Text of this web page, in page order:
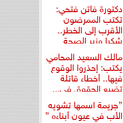
دكتورة فاتن فتحي:
تكتب الممرضون
الأقرب إلى الخطر..
شكرا وزير الصحة
مالك السعيد المحامي
يكتب: إحذروا الوقوع
فيها.. أخطاء قاتلة
تضيع الحقوق في...
”جريمة اسمها تشويه
الأب في عيون أبناءه ”